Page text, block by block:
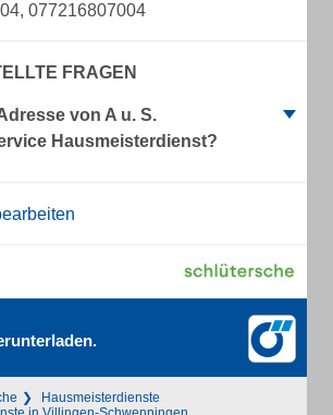
077216807004
FRAGEN
von A u. S.
Hausmeisterdienst?
Hausmeisterdienste